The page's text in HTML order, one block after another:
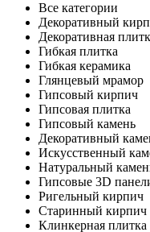
Все категории
Декоративный
Декоративная
Гибкая плитка
Гибкая керамика
Глянцевый мрамор
Гипсовый кирпич
Гипсовая плитка
Гипсовый камень
Декоративный
Искусственный
Натуральный
Гипсовые 3D
Ригельный кирпич
Старинный кирпич
Клинкерная плитка